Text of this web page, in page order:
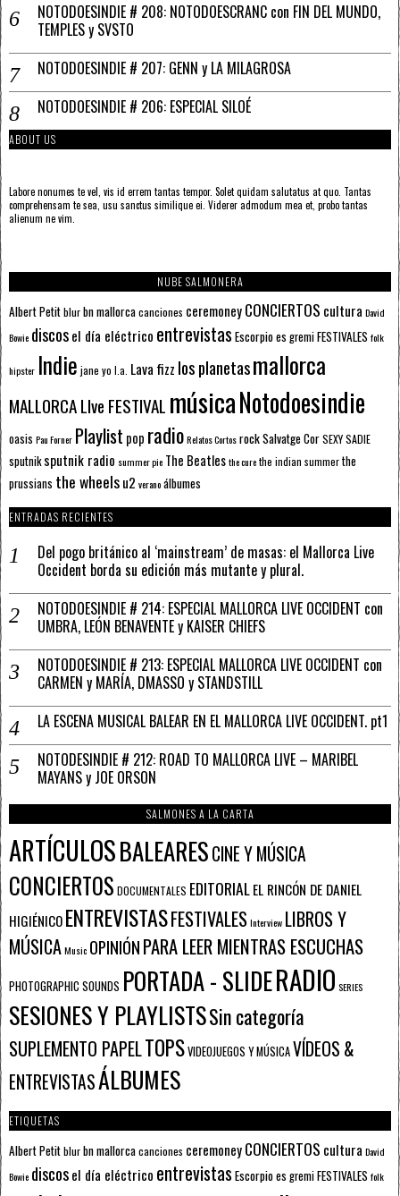
NOTODOESINDIE # 208: NOTODOESCRANC con FIN DEL MUNDO,
TEMPLES y SVSTO
NOTODOESINDIE # 207: GENN y LA MILAGROSA
NOTODOESINDIE # 206: ESPECIAL SILOÉ
ABOUT US
Labore nonumes te vel, vis id errem tantas tempor. Solet quidam salutatus at quo. Tantas
comprehensam te sea, usu sanctus similique ei. Viderer admodum mea et, probo tantas
alienum ne vim.
NUBE SALMONERA
Albert Petitblurbn mallorcacanciones ceremoneyCONCIERTOS cultura David
Bowie discosel día eléctrico entrevistas Escorpioes gremiFESTIVALES folk
hipster Indie jane yo l.a. Lava fizz los planetasmallorca
MALLORCA LIve FESTIVAL músicaNotodoesindie
oasis Pau Forner Playlist pop radioRelatos CortosrockSalvatge CorSEXY SADIE
sputnik sputnik radio summer pie The Beatlesthe curethe indian summerthe
prussians the wheelsu2 veranoálbumes
ENTRADAS RECIENTES
Del pogo británico al ‘mainstream’ de masas: el Mallorca Live
Occident borda su edición más mutante y plural.
NOTODOESINDIE # 214: ESPECIAL MALLORCA LIVE OCCIDENT con
UMBRA, LEÓN BENAVENTE y KAISER CHIEFS
NOTODOESINDIE # 213: ESPECIAL MALLORCA LIVE OCCIDENT con
CARMEN y MARÍA, DMASSO y STANDSTILL
LA ESCENA MUSICAL BALEAR EN EL MALLORCA LIVE OCCIDENT. pt1
NOTODESINDIE # 212: ROAD TO MALLORCA LIVE – MARIBEL
MAYANS y JOE ORSON
SALMONES A LA CARTA
ARTÍCULOSBALEARESCINE Y MÚSICA
CONCIERTOS DOCUMENTALES EDITORIALEL RINCÓN DE DANIEL
HIGIÉNICOENTREVISTASFESTIVALESInterview LIBROS Y
MÚSICAMusic OPINIÓNPARA LEER MIENTRAS ESCUCHAS
PHOTOGRAPHIC SOUNDS PORTADA - SLIDERADIO SERIES
SESIONES Y PLAYLISTSSin categoría
SUPLEMENTO PAPELTOPSVIDEOJUEGOS Y MÚSICAVÍDEOS &
ENTREVISTASÁLBUMES
ETIQUETAS
Albert Petitblurbn mallorcacanciones ceremoneyCONCIERTOS cultura David
Bowie discosel día eléctrico entrevistas Escorpioes gremiFESTIVALES folk